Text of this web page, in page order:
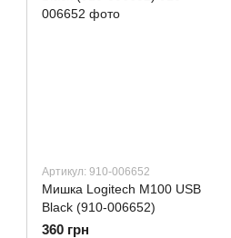
Артикул: 910-006652
Мишка Logitech M100 USB
Black (910-006652)
360 грн